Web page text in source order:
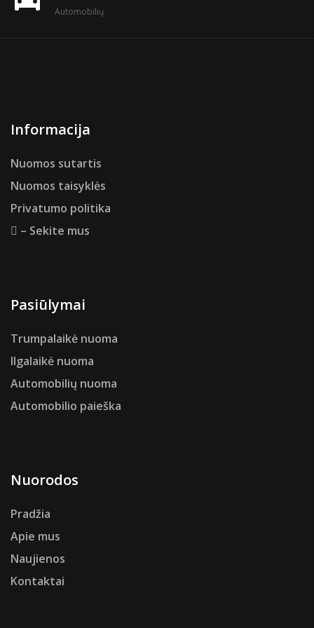
Automobilių
Informacija
Nuomos sutartis
Nuomos taisyklės
Privatumo politika
– Sekite mus
Pasiūlymai
Trumpalaikė nuoma
Ilgalaikė nuoma
Automobilių nuoma
Automobilio paieška
Nuorodos
Pradžia
Apie mus
Naujienos
Kontaktai